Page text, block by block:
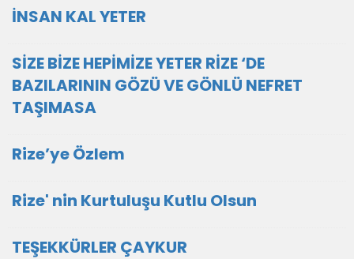
İNSAN KAL YETER
SİZE BİZE HEPİMİZE YETER RİZE ‘DE
BAZILARININ GÖZÜ VE GÖNLÜ NEFRET
TAŞIMASA
Rize’ye Özlem
Rize' nin Kurtuluşu Kutlu Olsun
TEŞEKKÜRLER ÇAYKUR